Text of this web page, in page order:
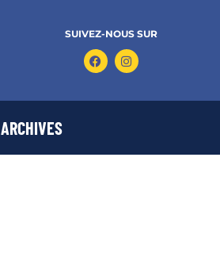
SUIVEZ-NOUS SUR
ARCHIVES